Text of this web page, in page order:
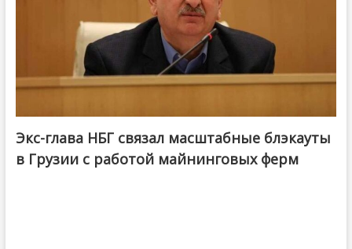
Экс-глава НБГ связал масштабные блэкауты
в Грузии с работой майнинговых ферм